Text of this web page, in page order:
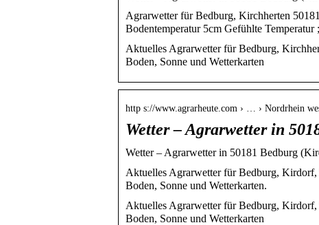
Agrarwetter für Bedburg, Kirchherten
Bodentemperatur 5cm Gefühlte
Aktuelles Agrarwetter für Bedburg,
Boden, Sonne und Wetterkarten
http s://www.agrarheute.com › … › Nordrhein
Wetter – Agrarwetter in
Wetter – Agrarwetter in 50181 Bedburg
Aktuelles Agrarwetter für Bedburg, Kirdorf,
Boden, Sonne und Wetterkarten.
Aktuelles Agrarwetter für Bedburg, Kirdorf,
Boden, Sonne und Wetterkarten